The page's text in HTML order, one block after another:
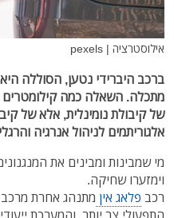
אילוסטרציה | pexels
ברכב היברידי נטען, הסוללה
מתכלה. השאלה כמה
של קיבולת נומינלית, אלא של
אלגוריתמים לניהול אנרגיה
מי שמבינות ומבינים את
וימזערו שחיקה.
רכב פלאג אין מתנהג אחרת